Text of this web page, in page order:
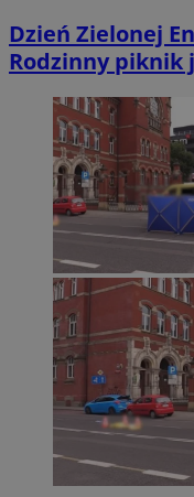
Dzień Zielonej
Rodzinny piknik